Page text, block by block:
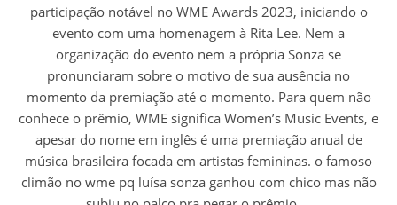
participação notável no WME Awards 2023, iniciando o
evento com uma homenagem à Rita Lee. Nem a
organização do evento nem a própria Sonza se
pronunciaram sobre o motivo de sua ausência no
momento da premiação até o momento. Para quem não
conhece o prêmio, WME significa Women’s Music Events, e
apesar do nome em inglês é uma premiação anual de
música brasileira focada em artistas femininas. o famoso
climão no wme pq luísa sonza ganhou com chico mas não